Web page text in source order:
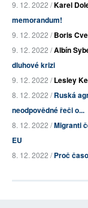
9. 12. 2022 /Karel
memorandum!
9. 12. 2022 /Boris
9. 12. 2022 /Albín
dluhové krizi
9. 12. 2022 /Lesley
8. 12. 2022 /Ruská
neodpovědné řeči o...
8. 12. 2022 /Migranti
EU
8. 12. 2022 /Proč